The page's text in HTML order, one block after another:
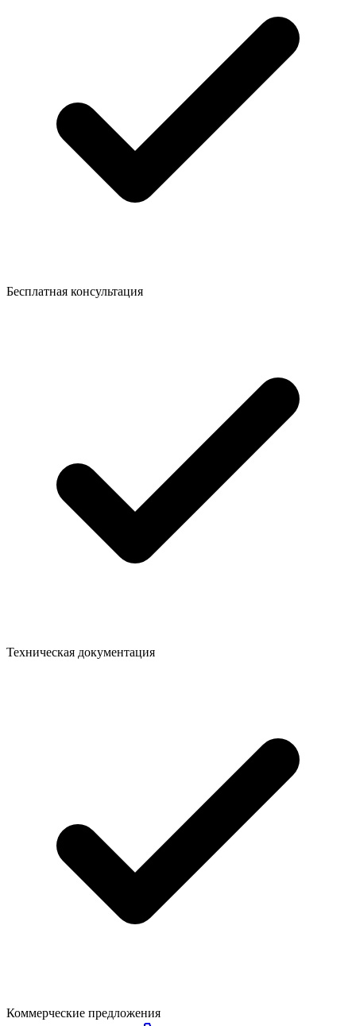
Бесплатная консультация
Техническая документация
Коммерческие предложения